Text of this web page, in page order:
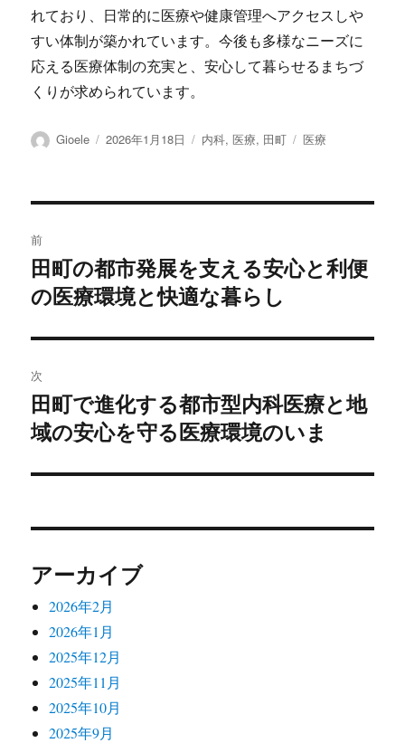
れており、日常的に医療や健康管理へアクセスしや
すい体制が築かれています。今後も多様なニーズに
応える医療体制の充実と、安心して暮らせるまちづ
くりが求められています。
投
Gioele
投
2026年1月18日
カ
内科,医療, 田町
タ
医療
稿
ナ
ビ
ゲ
ー
シ
ン
前
前
の
稿:
田町の都市発展を支える安心と利便
の医療環境と快適な暮らし
次
次
の
稿:
田町で進化する都市型内科医療と地
域の安心を守る医療環境のいま
アーカイブ
2026年2月
2026年1月
2025年12月
2025年11月
2025年10月
2025年9月